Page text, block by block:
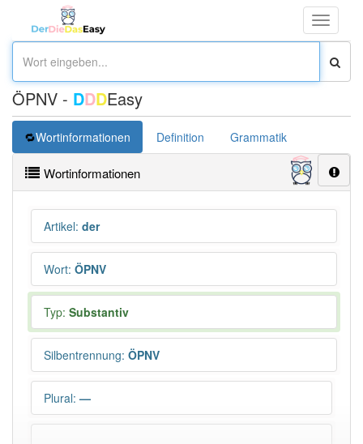
Toggle
ÖPNV - DDDEasy
Wortinformationen Definition Grammatik
Wortinformationen
Artikel: der
Wort: ÖPNV
Typ: Substantiv
Silbentrennung: ÖPNV
Plural: —